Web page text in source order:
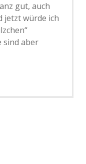
gut, auch
jetzt würde ich
sind aber